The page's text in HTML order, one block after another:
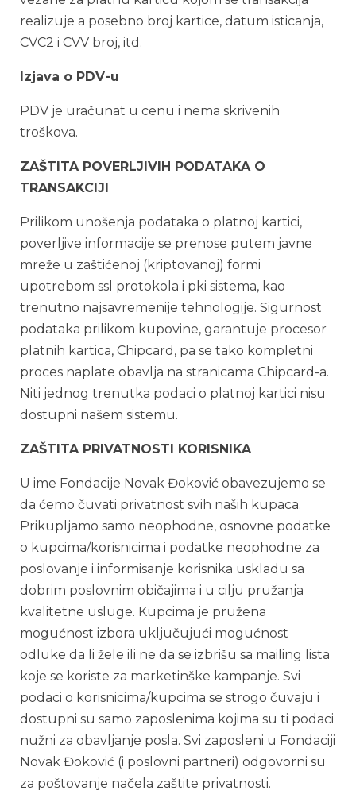
realizuje a posebno broj kartice, datum isticanja,
CVC2 i CVV broj, itd.
Izjava o PDV-u
PDV je uračunat u cenu i nema skrivenih
troškova.
ZAŠTITA POVERLJIVIH PODATAKA O
TRANSAKCIJI
Prilikom unošenja podataka o platnoj kartici,
poverljive informacije se prenose putem javne
mreže u zaštićenoj (kriptovanoj) formi
upotrebom ssl protokola i pki sistema, kao
trenutno najsavremenije tehnologije. Sigurnost
podataka prilikom kupovine, garantuje procesor
platnih kartica, Chipcard, pa se tako kompletni
proces naplate obavlja na stranicama Chipcard-a.
Niti jednog trenutka podaci o platnoj kartici nisu
dostupni našem sistemu.
ZAŠTITA PRIVATNOSTI KORISNIKA
U ime Fondacije Novak Đoković obavezujemo se
da ćemo čuvati privatnost svih naših kupaca.
Prikupljamo samo neophodne, osnovne podatke
o kupcima/korisnicima i podatke neophodne za
poslovanje i informisanje korisnika uskladu sa
dobrim poslovnim običajima i u cilju pružanja
kvalitetne usluge. Kupcima je pružena
mogućnost izbora uključujući mogućnost
odluke da li žele ili ne da se izbrišu sa mailing lista
koje se koriste za marketinške kampanje. Svi
podaci o korisnicima/kupcima se strogo čuvaju i
dostupni su samo zaposlenima kojima su ti podaci
nužni za obavljanje posla. Svi zaposleni u Fondaciji
Novak Đoković (i poslovni partneri) odgovorni su
za poštovanje načela zaštite privatnosti.